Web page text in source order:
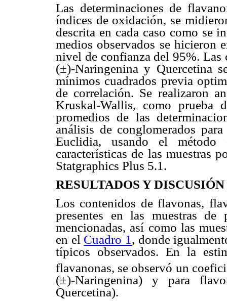
Las determinaciones de
índices de oxidación, se
descrita en cada caso como se
medios observados se hicieron
nivel de confianza del 95%. Las
(±)-Naringenina y Quercetina
mínimos cuadrados previa
de correlación. Se realizaron
Kruskal-Wallis, como prueba
promedios de las
análisis de conglomerados
Euclidia, usando el método
características de las muestras
Statgraphics Plus 5.1.
RESULTADOS Y DISCUSIÓN
Los contenidos de flavonas,
presentes en las muestras
mencionadas, así como las
en el Cuadro 1 , donde
típicos observados. En la
flavanonas, se observó un
(±)-Naringenina) y para
Quercetina).